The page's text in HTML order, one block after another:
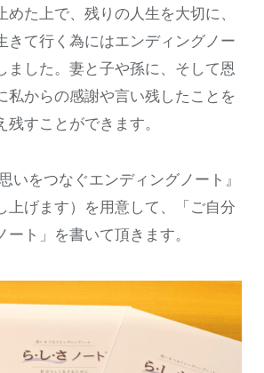
めた上で、残りの人生を大切に、
きて行く為にはエンディングノー
ました。妻と子や孫に、そして恩
私からの感謝や言い残したことを
残すことができます。
いをつなぐエンディングノート』
上げます）を用意して、「ご自分
ート」を書いて頂きます。